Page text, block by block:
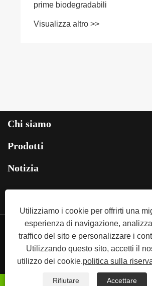
prime biodegradabili
Visualizza altro >>
Chi siamo
Prodotti
Notizia
Contattaci
Copyright © 2026 GP Materials
Tutti i diritti riservati.
Sitemap politica
Utilizziamo i cookie per offrirti una
esperienza di navigazione,
traffico del sito e personalizzare i
Utilizzando questo sito, accetti il
utilizzo dei cookie.politica sulla
Rifiutare Accettare